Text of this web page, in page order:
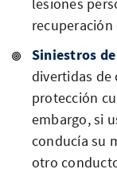
Siniestros
divertidas de
protección
embargo, si
conducía su
otro